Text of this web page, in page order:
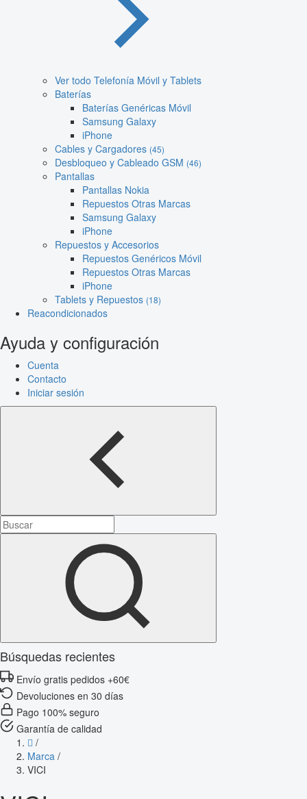
Ver todo Telefonía Móvil y Tablets
Baterías
Baterías Genéricas Móvil
Samsung Galaxy
iPhone
Cables y Cargadores (45)
Desbloqueo y Cableado GSM (46)
Pantallas
Pantallas Nokia
Repuestos Otras Marcas
Samsung Galaxy
iPhone
Repuestos y Accesorios
Repuestos Genéricos Móvil
Repuestos Otras Marcas
iPhone
Tablets y Repuestos (18)
Reacondicionados
Ayuda y configuración
Cuenta
Contacto
Iniciar sesión
Búsquedas recientes
Envío gratis pedidos +60€
Devoluciones en 30 días
Pago 100% seguro
Garantía de calidad
/
Marca /
VICI